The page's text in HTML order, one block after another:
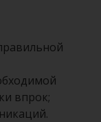
впрок;